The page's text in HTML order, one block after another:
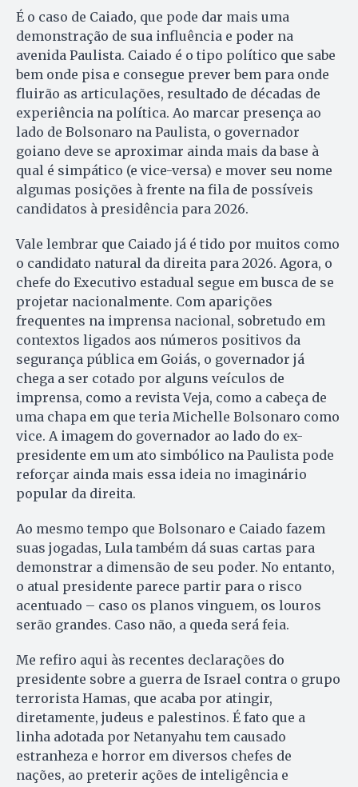
É o caso de Caiado, que pode dar mais uma
demonstração de sua influência e poder na
avenida Paulista. Caiado é o tipo político que sabe
bem onde pisa e consegue prever bem para onde
fluirão as articulações, resultado de décadas de
experiência na política. Ao marcar presença ao
lado de Bolsonaro na Paulista, o governador
goiano deve se aproximar ainda mais da base à
qual é simpático (e vice-versa) e mover seu nome
algumas posições à frente na fila de possíveis
candidatos à presidência para 2026.
Vale lembrar que Caiado já é tido por muitos como
o candidato natural da direita para 2026. Agora, o
chefe do Executivo estadual segue em busca de se
projetar nacionalmente. Com aparições
frequentes na imprensa nacional, sobretudo em
contextos ligados aos números positivos da
segurança pública em Goiás, o governador já
chega a ser cotado por alguns veículos de
imprensa, como a revista Veja, como a cabeça de
uma chapa em que teria Michelle Bolsonaro como
vice. A imagem do governador ao lado do ex-
presidente em um ato simbólico na Paulista pode
reforçar ainda mais essa ideia no imaginário
popular da direita.
Ao mesmo tempo que Bolsonaro e Caiado fazem
suas jogadas, Lula também dá suas cartas para
demonstrar a dimensão de seu poder. No entanto,
o atual presidente parece partir para o risco
acentuado – caso os planos vinguem, os louros
serão grandes. Caso não, a queda será feia.
Me refiro aqui às recentes declarações do
presidente sobre a guerra de Israel contra o grupo
terrorista Hamas, que acaba por atingir,
diretamente, judeus e palestinos. É fato que a
linha adotada por Netanyahu tem causado
estranheza e horror em diversos chefes de
nações, ao preterir ações de inteligência e